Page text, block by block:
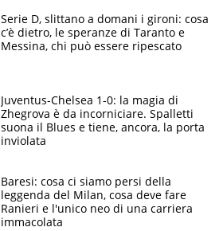
Serie D, slittano a domani i gironi: cosa
c’è dietro, le speranze di Taranto e
Messina, chi può essere ripescato
Juventus-Chelsea 1-0: la magia di
Zhegrova è da incorniciare. Spalletti
suona il Blues e tiene, ancora, la porta
inviolata
Baresi: cosa ci siamo persi della
leggenda del Milan, cosa deve fare
Ranieri e l'unico neo di una carriera
immacolata